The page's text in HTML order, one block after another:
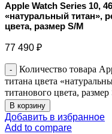
Apple Watch Series 10,
«натуральный титан»,
цвета, размер S/M
77 490 ₽
Количество товара
титана цвета
титанового цвета,
В корзину
Добавить в избранное
Add to compare